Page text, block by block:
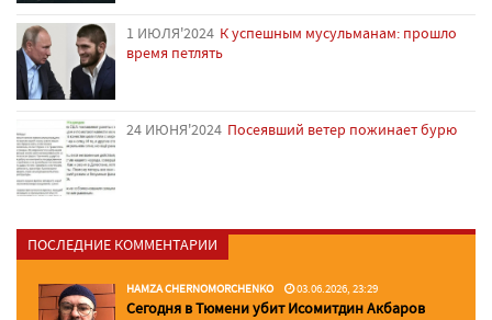
1 ИЮЛЯ'2024 К успешным мусульманам: прошло
время петлять
24 ИЮНЯ'2024 Посеявший ветер пожинает бурю
ПОСЛЕДНИЕ КОММЕНТАРИИ
HAMZA CHERNOMORCHENKO 03.06.2026, 23:29
Сегодня в Тюмени убит Исомитдин Акбаров